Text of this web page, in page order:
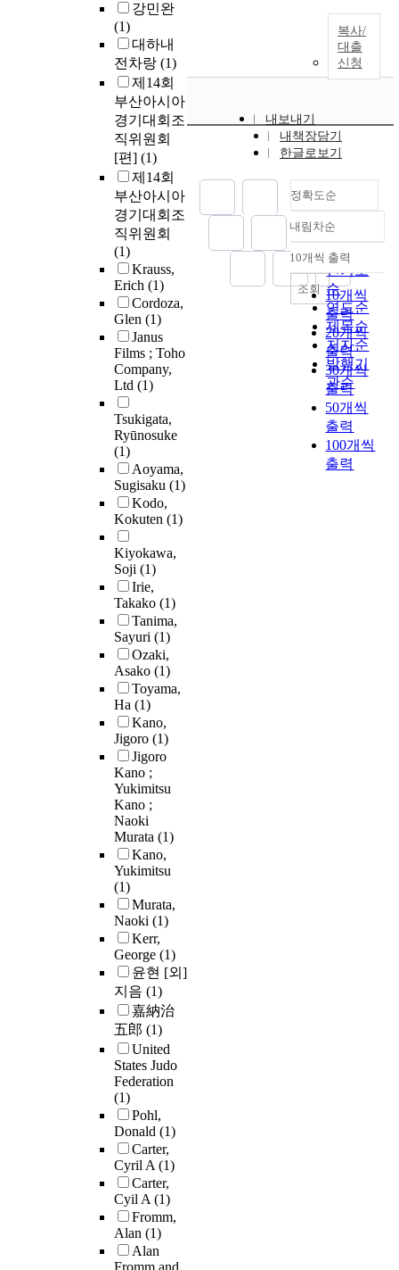
강민완
(1)
대하내
전차랑 (1)
제14회
부산아시아
경기대회조
직위원회
[편] (1)
제14회
부산아시아
경기대회조
직위원회
(1)
Krauss,
Erich (1)
Cordoza,
Glen (1)
Janus
Films ; Toho
Company,
Ltd (1)
Tsukigata,
Ryūnosuke
(1)
Aoyama,
Sugisaku (1)
Kodo,
Kokuten (1)
Kiyokawa,
Soji (1)
Irie,
Takako (1)
Tanima,
Sayuri (1)
Ozaki,
Asako (1)
Toyama,
Ha (1)
Kano,
Jigoro (1)
Jigoro
Kano ;
Yukimitsu
Kano ;
Naoki
Murata (1)
Kano,
Yukimitsu
(1)
Murata,
Naoki (1)
Kerr,
George (1)
윤현 [외]
지음 (1)
嘉納治
五郎 (1)
United
States Judo
Federation
(1)
Pohl,
Donald (1)
Carter,
Cyril A(1)
Carter,
Cyil A(1)
Fromm,
Alan (1)
Alan
복사/
대출
신청
내보내기
내책장담기
한글로보기
정확도순
정확도
순
인기도
순
연도순
제목순
저자순
발행기
관순
내림차순
내림차순
10개씩 출력
10개씩
출력
20개씩
출력
30개씩
출력
50개씩
출력
100개씩
출력
조회